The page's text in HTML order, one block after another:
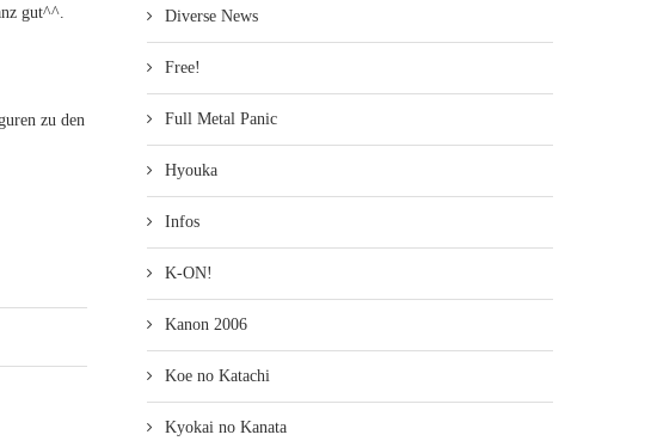
gut^^.
zu den
Diverse News
Free!
Full Metal Panic
Hyouka
Infos
K-ON!
Kanon 2006
Koe no Katachi
Kyokai no Kanata